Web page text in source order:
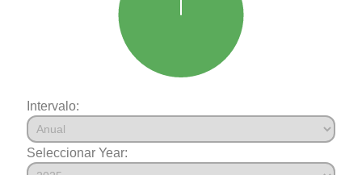
Intervalo:
Seleccionar Year: